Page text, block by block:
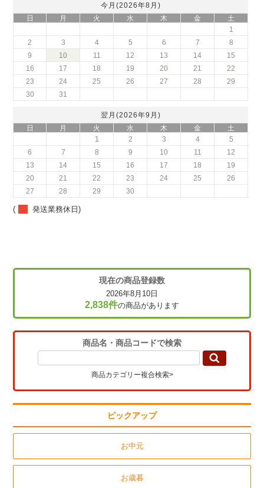
今月(2026年8月)
日
月 火 水 木 金
土
1
2
3 4 5 6 7
8
9
10 11 12 13 14
15
16
17 18 19 20 21
22
23
24 25 26 27 28
29
30
31
翌月(2026年9月)
日
月 火 水 木 金
土
1
2 3 4
5
6
7 8 9 10 11
12
13
14 15 16 17 18
19
20
21 22 23 24 25
26
27
28 29 30
( 発送業務休日)
現在の商品登録数
2026年8月10日
2,838件の商品があります
商品名・商品コードで検索
商品カテゴリー複合検索>
ピックアップ
お中元
お歳暮